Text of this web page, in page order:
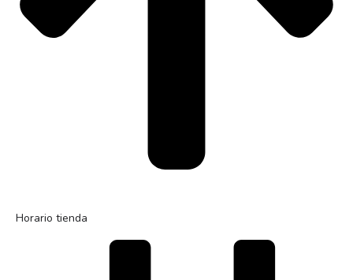
Horario tienda